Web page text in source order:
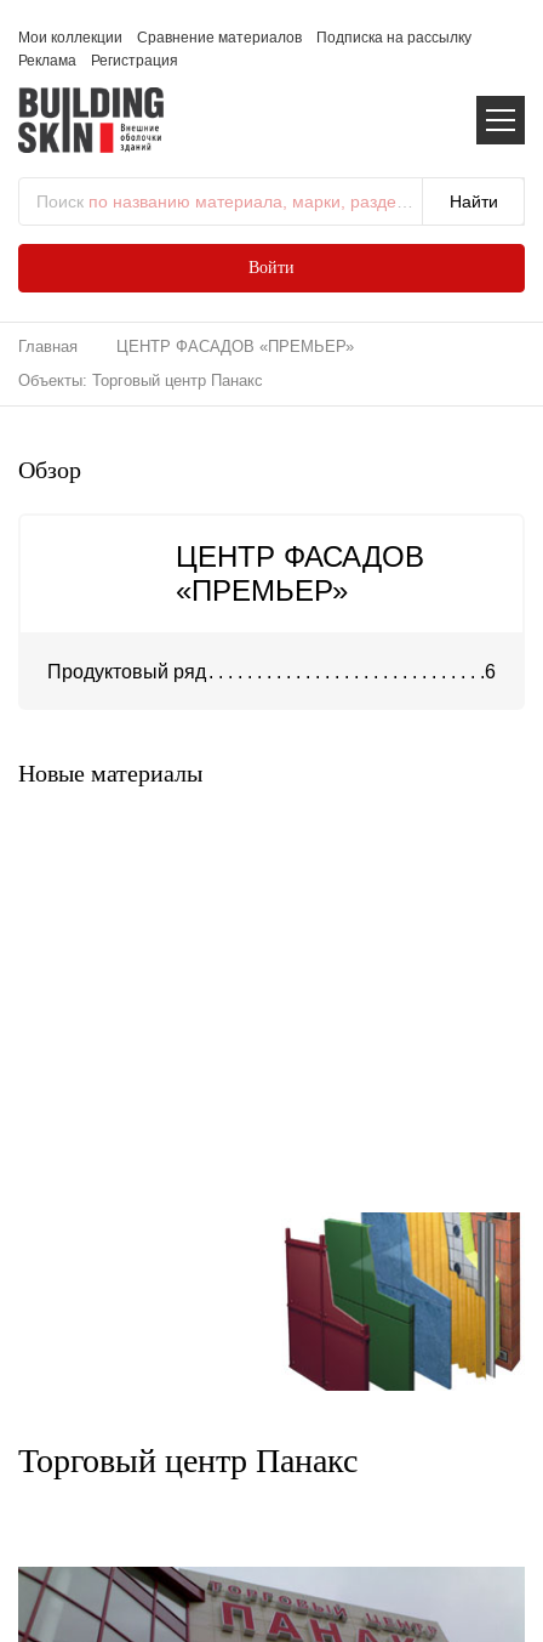
Мои коллекции Сравнение материалов
Подписка на рассылку
Реклама
Регистрация
Поиск по названию материала, марки, раздела...
Войти
Главная
ЦЕНТР ФАСАДОВ «ПРЕМЬЕР»
Объекты: Торговый центр Панакс
Торговый центр Панакс
Обзор
ЦЕНТР ФАСАДОВ
«ПРЕМЬЕР»
Продуктовый ряд 6
Новые материалы